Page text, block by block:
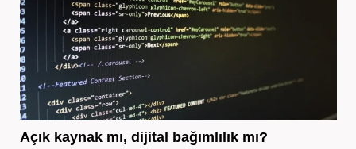
Açık kaynak mı, dijital bağımlılık mı?